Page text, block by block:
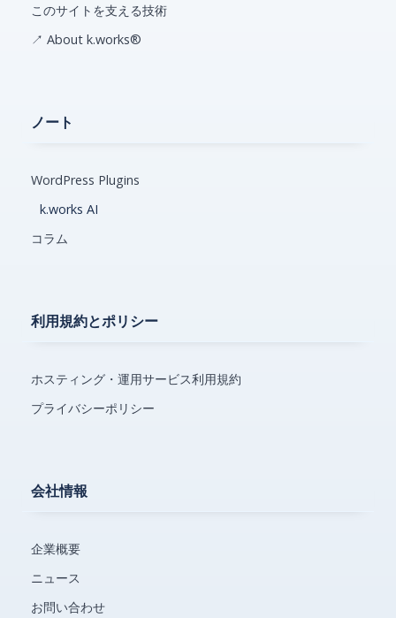
このサイトを支える技術
↗ About k.works®
ノート
WordPress Plugins
k.works AI
コラム
利用規約とポリシー
ホスティング・運用サービス利用規約
プライバシーポリシー
会社情報
企業概要
ニュース
お問い合わせ